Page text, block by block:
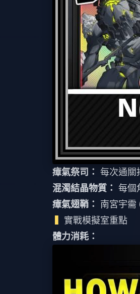
瘴氣祭司： 每次通關
混濁結晶物質： 每個
瘴氣翅鞘：
南宮宇需
實戰模擬室重點
體力消耗：